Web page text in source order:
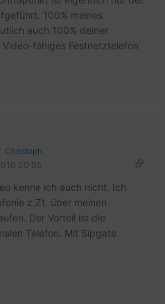
100% meines
auch 100% deiner
fähiges Festnetztelefon
Christoph
00:05
kenne ich auch nicht. Ich
z.Zt. über meinen
Der Vorteil ist die
Telefon. Mit Sipgate